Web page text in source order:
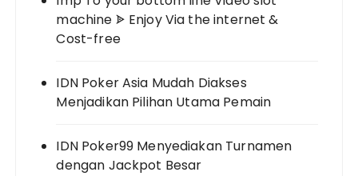
machine ᗎ Enjoy Via the internet &
Cost-free
IDN Poker Asia Mudah Diakses
Menjadikan Pilihan Utama Pemain
IDN Poker99 Menyediakan Turnamen
dengan Jackpot Besar